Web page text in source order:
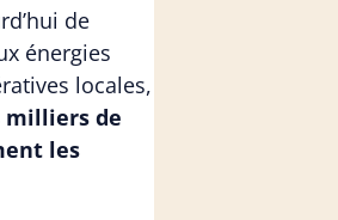
de
énergies
locales,
milliers de
les